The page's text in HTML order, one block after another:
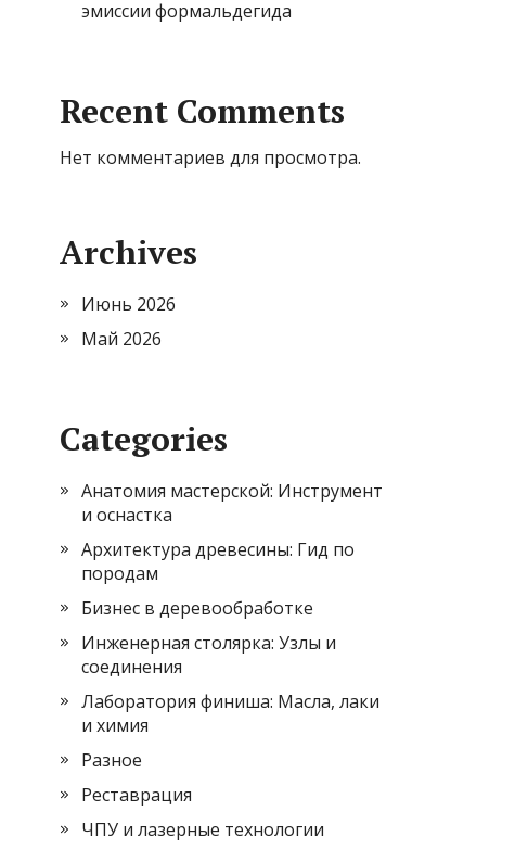
эмиссии формальдегида
Recent Comments
Нет комментариев для просмотра.
Archives
Июнь 2026
Май 2026
Categories
Анатомия мастерской: Инструмент
и оснастка
Архитектура древесины: Гид по
породам
Бизнес в деревообработке
Инженерная столярка: Узлы и
соединения
Лаборатория финиша: Масла, лаки
и химия
Разное
Реставрация
ЧПУ и лазерные технологии